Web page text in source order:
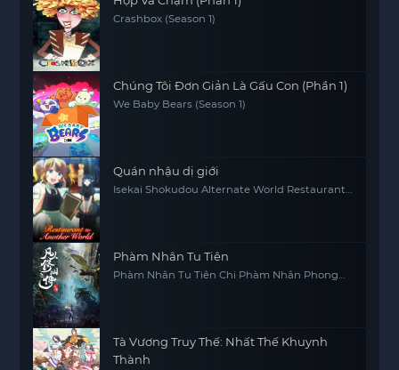
tình huống căng thẳng và những sự thật bất ngờ.
Crashbox (Season 1)
Chúng Tôi Đơn Giản Là Gấu Con (Phần 1)
We Baby Bears (Season 1)
Quán nhậu dị giới
Isekai Shokudou Alternate World Restaurant
Phàm Nhân Tu Tiên
Phàm Nhân Tu Tiên Chi Phàm Nhân Phong
Tà Vương Truy Thế: Nhất Thế Khuynh
Thành